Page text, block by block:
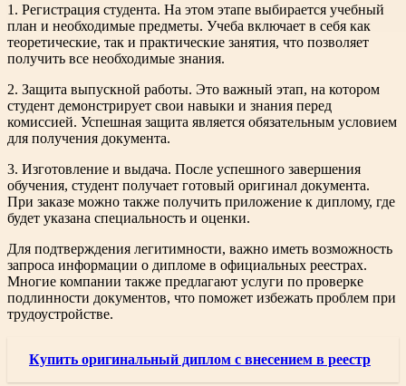
1. Регистрация студента. На этом этапе выбирается учебный
план и необходимые предметы. Учеба включает в себя как
теоретические, так и практические занятия, что позволяет
получить все необходимые знания.
2. Защита выпускной работы. Это важный этап, на котором
студент демонстрирует свои навыки и знания перед
комиссией. Успешная защита является обязательным условием
для получения документа.
3. Изготовление и выдача. После успешного завершения
обучения, студент получает готовый оригинал документа.
При заказе можно также получить приложение к диплому, где
будет указана специальность и оценки.
Для подтверждения легитимности, важно иметь возможность
запроса информации о дипломе в официальных реестрах.
Многие компании также предлагают услуги по проверке
подлинности документов, что поможет избежать проблем при
трудоустройстве.
Купить оригинальный диплом с внесением в реестр